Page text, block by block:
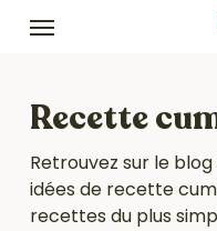
Skip
content
Menu
Recette
Retrouvez sur le
idées de recette
recettes du plus